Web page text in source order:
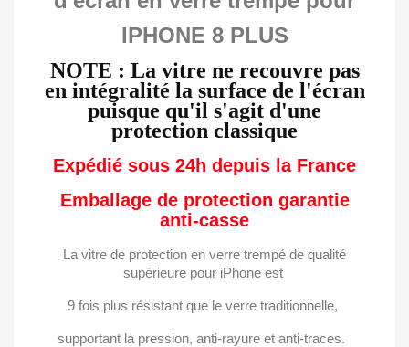
IPHONE 8 PLUS
NOTE : La vitre ne recouvre pas
en intégralité la surface de l'écran
puisque qu'il s'agit d'une
protection classique
Expédié sous 24h depuis la France
Emballage de protection garantie
anti-casse
La vitre de protection en verre trempé de qualité
supérieure pour iPhone est
9 fois plus résistant que le verre traditionnelle,
supportant la pression, anti-rayure et anti-traces.